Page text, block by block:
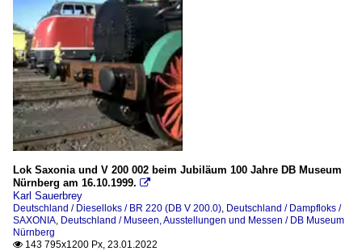
Lok Saxonia und V 200 002 beim Jubiläum 100 Jahre DB Museum
Nürnberg am 16.10.1999. 
Karl Sauerbrey
Deutschland / Dieselloks / BR 220 (DB V 200.0) Deutschland / Dampfloks /
SAXONIA Deutschland / Museen, Ausstellungen und Messen / DB Museum
Nürnberg
 143 795x1200 Px, 23.01.2022